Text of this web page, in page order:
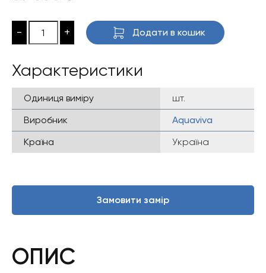
- + Додати в кошик
Характеристики
Одиниця виміру
шт.
Виробник
Aquaviva
Країна
Україна
Замовити замір
ОПИС